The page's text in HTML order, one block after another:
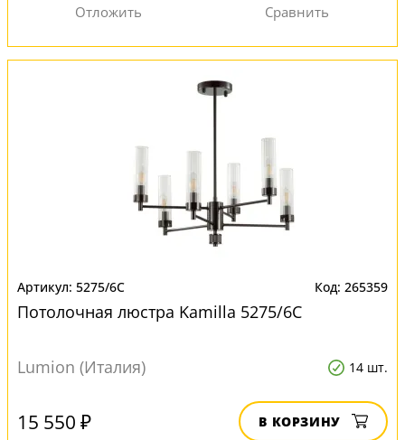
5275/6C 265359
Потолочная люстра Kamilla 5275/6C
Lumion (Италия) 14 шт.
15 550 ₽ В КОРЗИНУ